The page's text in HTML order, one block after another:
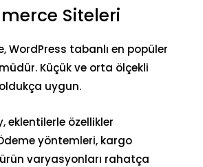
Siteleri
WordPress tabanlı en popüler
Küçük ve orta ölçekli
uygun.
eklentilerle özellikler
yöntemleri, kargo
varyasyonları rahatça